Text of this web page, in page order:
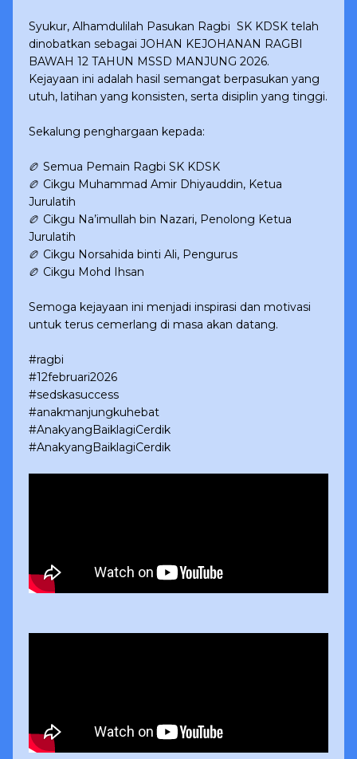
Syukur, Alhamdulilah Pasukan Ragbi SK KDSK telah
dinobatkan sebagai JOHAN KEJOHANAN RAGBI
BAWAH 12 TAHUN MSSD MANJUNG 2026.
Kejayaan ini adalah hasil semangat berpasukan yang
utuh, latihan yang konsisten, serta disiplin yang tinggi.
Sekalung penghargaan kepada:
🏉 Semua Pemain Ragbi SK KDSK
🏉 Cikgu Muhammad Amir Dhiyauddin, Ketua
Jurulatih
🏉 Cikgu Na’imullah bin Nazari, Penolong Ketua
Jurulatih
🏉 Cikgu Norsahida binti Ali, Pengurus
🏉 Cikgu Mohd Ihsan
Semoga kejayaan ini menjadi inspirasi dan motivasi
untuk terus cemerlang di masa akan datang.
#ragbi
#12februari2026
#sedskasuccess
#anakmanjungkuhebat
#AnakyangBaiklagiCerdik
#AnakyangBaiklagiCerdik